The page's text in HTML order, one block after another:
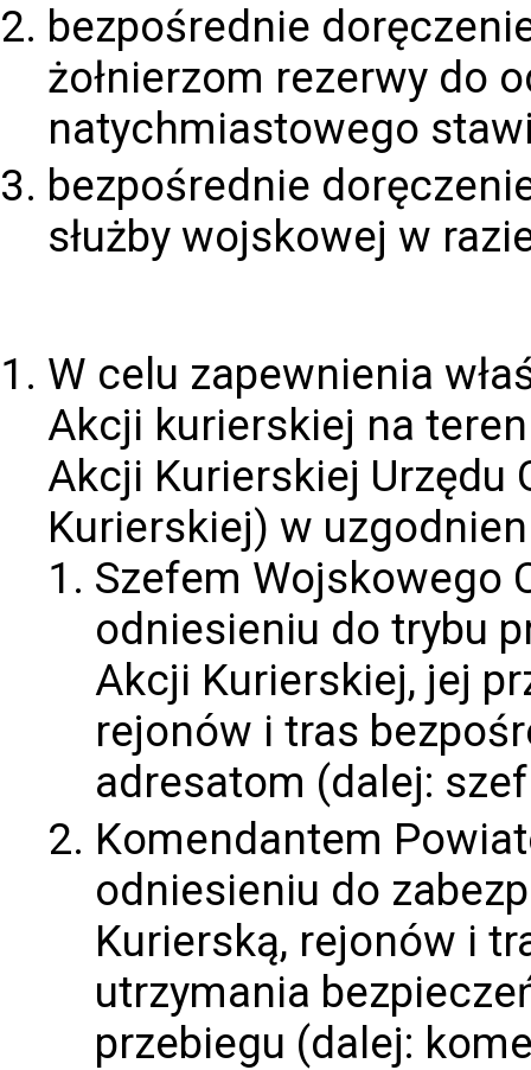
bezpośrednie
żołnierzom rezerwy do
natychmiastowego
bezpośrednie
służby wojskowej w
W celu zapewnienia
Akcji kurierskiej na
Akcji Kurierskiej Urzędu
Kurierskiej) w
Szefem Wojskowego
odniesieniu do trybu
Akcji Kurierskiej, jej
rejonów i tras
adresatom (dalej: szef
Komendantem
odniesieniu do
Kurierską, rejonów i
utrzymania
przebiegu (dalej: